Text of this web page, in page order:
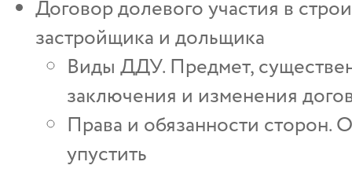
Договор долевого участия в
застройщика и дольщика
Виды ДДУ. Предмет,
заключения и изменения
Права и обязанности сторон.
упустить